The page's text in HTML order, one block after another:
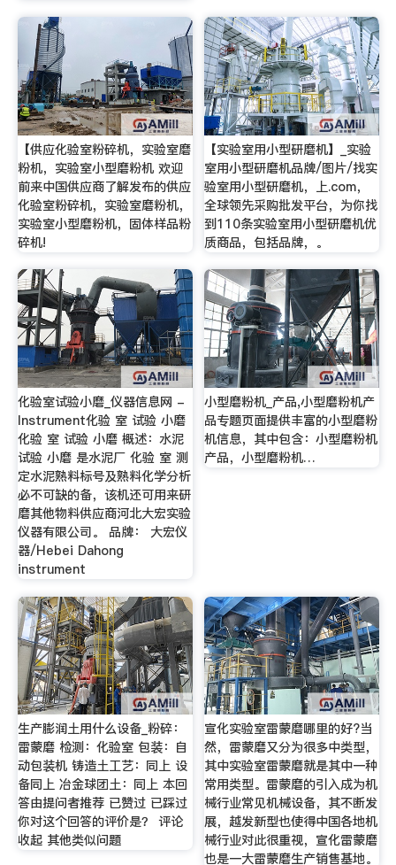
【供应化验室粉碎机，实验室磨
粉机，实验室小型磨粉机 欢迎
前来中国供应商了解发布的供应
化验室粉碎机，实验室磨粉机，
实验室小型磨粉机，固体样品粉
碎机!
【实验室用小型研磨机】_实验
室用小型研磨机品牌/图片/找实
验室用小型研磨机，上.com，
全球领先采购批发平台，为你找
到110条实验室用小型研磨机优
质商品，包括品牌，。
化验室试验小磨_仪器信息网 -
Instrument化验 室 试验 小磨
化验 室 试验 小磨 概述：水泥
试验 小磨 是水泥厂 化验 室 测
定水泥熟料标号及熟料化学分析
必不可缺的备，该机还可用来研
磨其他物料供应商河北大宏实验
仪器有限公司。 品牌： 大宏仪
器/Hebei Dahong
instrument
小型磨粉机_产品,小型磨粉机产
品专题页面提供丰富的小型磨粉
机信息，其中包含：小型磨粉机
产品，小型磨粉机…
生产膨润土用什么设备_粉碎：
雷蒙磨 检测：化验室 包装：自
动包装机 铸造土工艺：同上 设
备同上 冶金球团土：同上 本回
答由提问者推荐 已赞过 已踩过
你对这个回答的评价是？ 评论
收起 其他类似问题
宣化实验室雷蒙磨哪里的好?当
然，雷蒙磨又分为很多中类型，
其中实验室雷蒙磨就是其中一种
常用类型。雷蒙磨的引入成为机
械行业常见机械设备，其不断发
展，越发新型也使得中国各地机
械行业对此很重视，宣化雷蒙磨
也是一大雷蒙磨生产销售基地。